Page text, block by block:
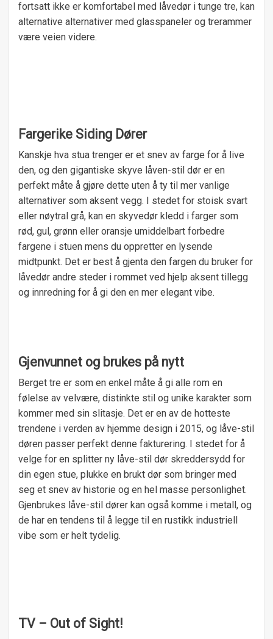
fortsatt ikke er komfortabel med låvedør i tunge tre, kan
alternative alternativer med glasspaneler og trerammer
være veien videre.
Fargerike Siding Dører
Kanskje hva stua trenger er et snev av farge for å live
den, og den gigantiske skyve låven-stil dør er en
perfekt måte å gjøre dette uten å ty til mer vanlige
alternativer som aksent vegg. I stedet for stoisk svart
eller nøytral grå, kan en skyvedør kledd i farger som
rød, gul, grønn eller oransje umiddelbart forbedre
fargene i stuen mens du oppretter en lysende
midtpunkt. Det er best å gjenta den fargen du bruker for
låvedør andre steder i rommet ved hjelp aksent tillegg
og innredning for å gi den en mer elegant vibe.
Gjenvunnet og brukes på nytt
Berget tre er som en enkel måte å gi alle rom en
følelse av velvære, distinkte stil og unike karakter som
kommer med sin slitasje. Det er en av de hotteste
trendene i verden av hjemme design i 2015, og låve-stil
døren passer perfekt denne fakturering. I stedet for å
velge for en splitter ny låve-stil dør skreddersydd for
din egen stue, plukke en brukt dør som bringer med
seg et snev av historie og en hel masse personlighet.
Gjenbrukes låve-stil dører kan også komme i metall, og
de har en tendens til å legge til en rustikk industriell
vibe som er helt tydelig.
TV – Out of Sight!